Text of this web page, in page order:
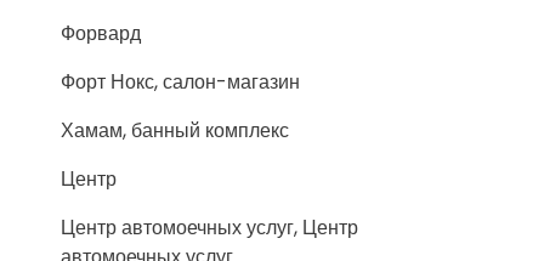
Форвард
Форт Нокс, салон-магазин
Хамам, банный комплекс
Центр
Центр автомоечных услуг, Центр